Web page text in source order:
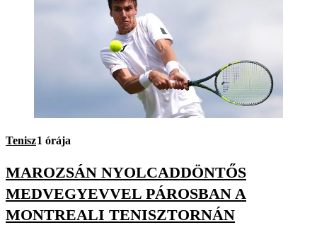
Tenisz1 órája
MAROZSÁN NYOLCADDÖNTŐS
MEDVEGYEVVEL PÁROSBAN A
MONTREALI TENISZTORNÁN